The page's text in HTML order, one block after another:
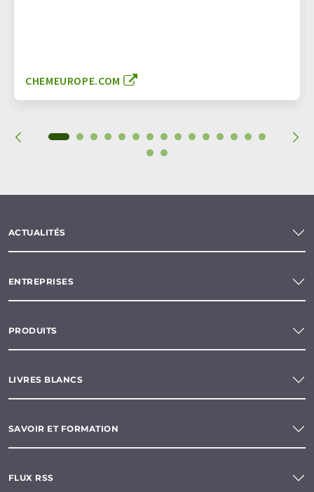
CHEMEUROPE.COM
ACTUALITÉS
ENTREPRISES
PRODUITS
LIVRES BLANCS
SAVOIR ET FORMATION
FLUX RSS